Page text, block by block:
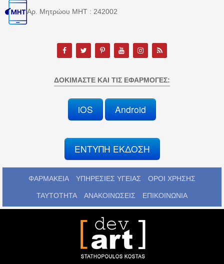
Αρ. Μητρώου MHT : 242002
ΔΟΚΙΜΆΣΤΕ ΚΑΙ ΤΙΣ ΕΦΑΡΜΟΓΈΣ:
iOS Android
ΕΝΤΥΠΗ ΕΚΔΟΣΗ
ΦΑΡΜΑΚΕΙΑ ΥΠΗΡΕΣΙΕΣ ΥΓΕΙΑΣ ΟΡΟΙ ΧΡΗΣΗΣ
ΤΑΥΤΟΤΗΤΑ ΑΝΑΚΟΙΝΩΣΕΙΣ ΕΠΙΚΟΙΝΩΝΙΑ